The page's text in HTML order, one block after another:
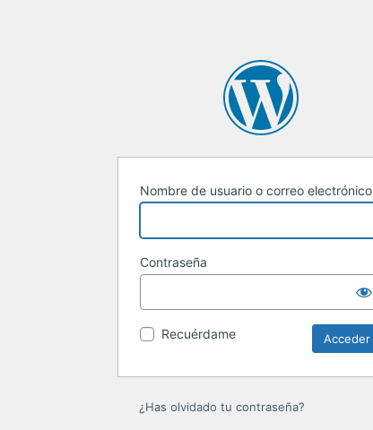
Nombre de usuario o correo electrónico
Contraseña
Recuérdame
¿Has olvidado tu contraseña?